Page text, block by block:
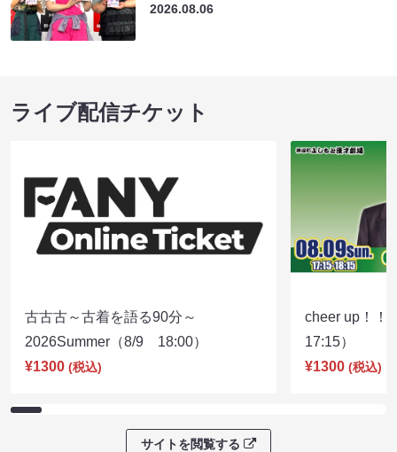
2026.08.06
ライブ配信チケット
古古古～古着を語る90分～
2026Summer（8/9 18:00）
¥1300 (税込)
cheer up！
17:15）
¥1300 (税込)
サイトを閲覧する